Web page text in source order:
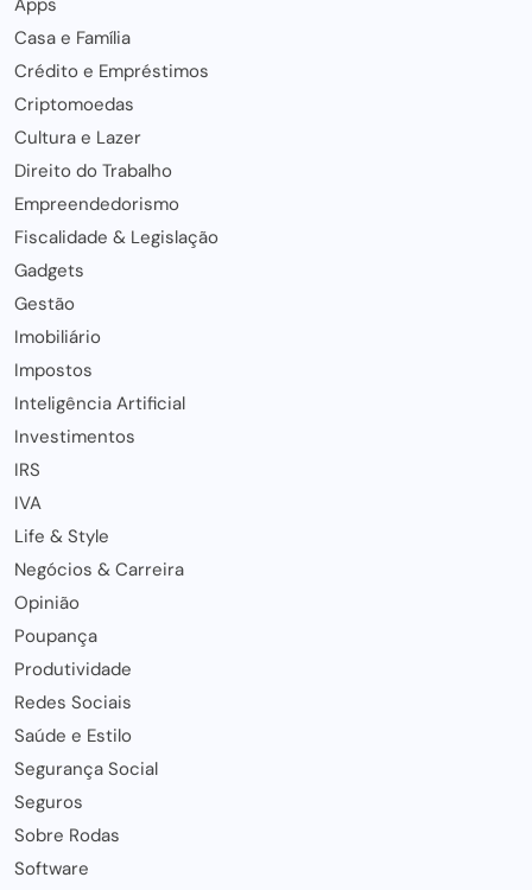
Casa e Família
Crédito e Empréstimos
Criptomoedas
Cultura e Lazer
Direito do Trabalho
Empreendedorismo
Fiscalidade & Legislação
Gadgets
Gestão
Imobiliário
Impostos
Inteligência Artificial
Investimentos
IRS
IVA
Life & Style
Negócios & Carreira
Opinião
Poupança
Produtividade
Redes Sociais
Saúde e Estilo
Segurança Social
Seguros
Sobre Rodas
Software